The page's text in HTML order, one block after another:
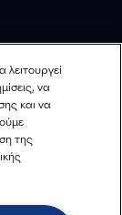
να
και να
της